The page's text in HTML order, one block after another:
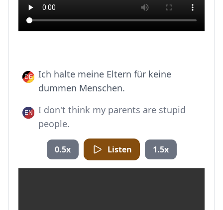
Ich halte meine Eltern für keine
dummen Menschen.
I don't think my parents are stupid
people.
0.5x Listen 1.5x